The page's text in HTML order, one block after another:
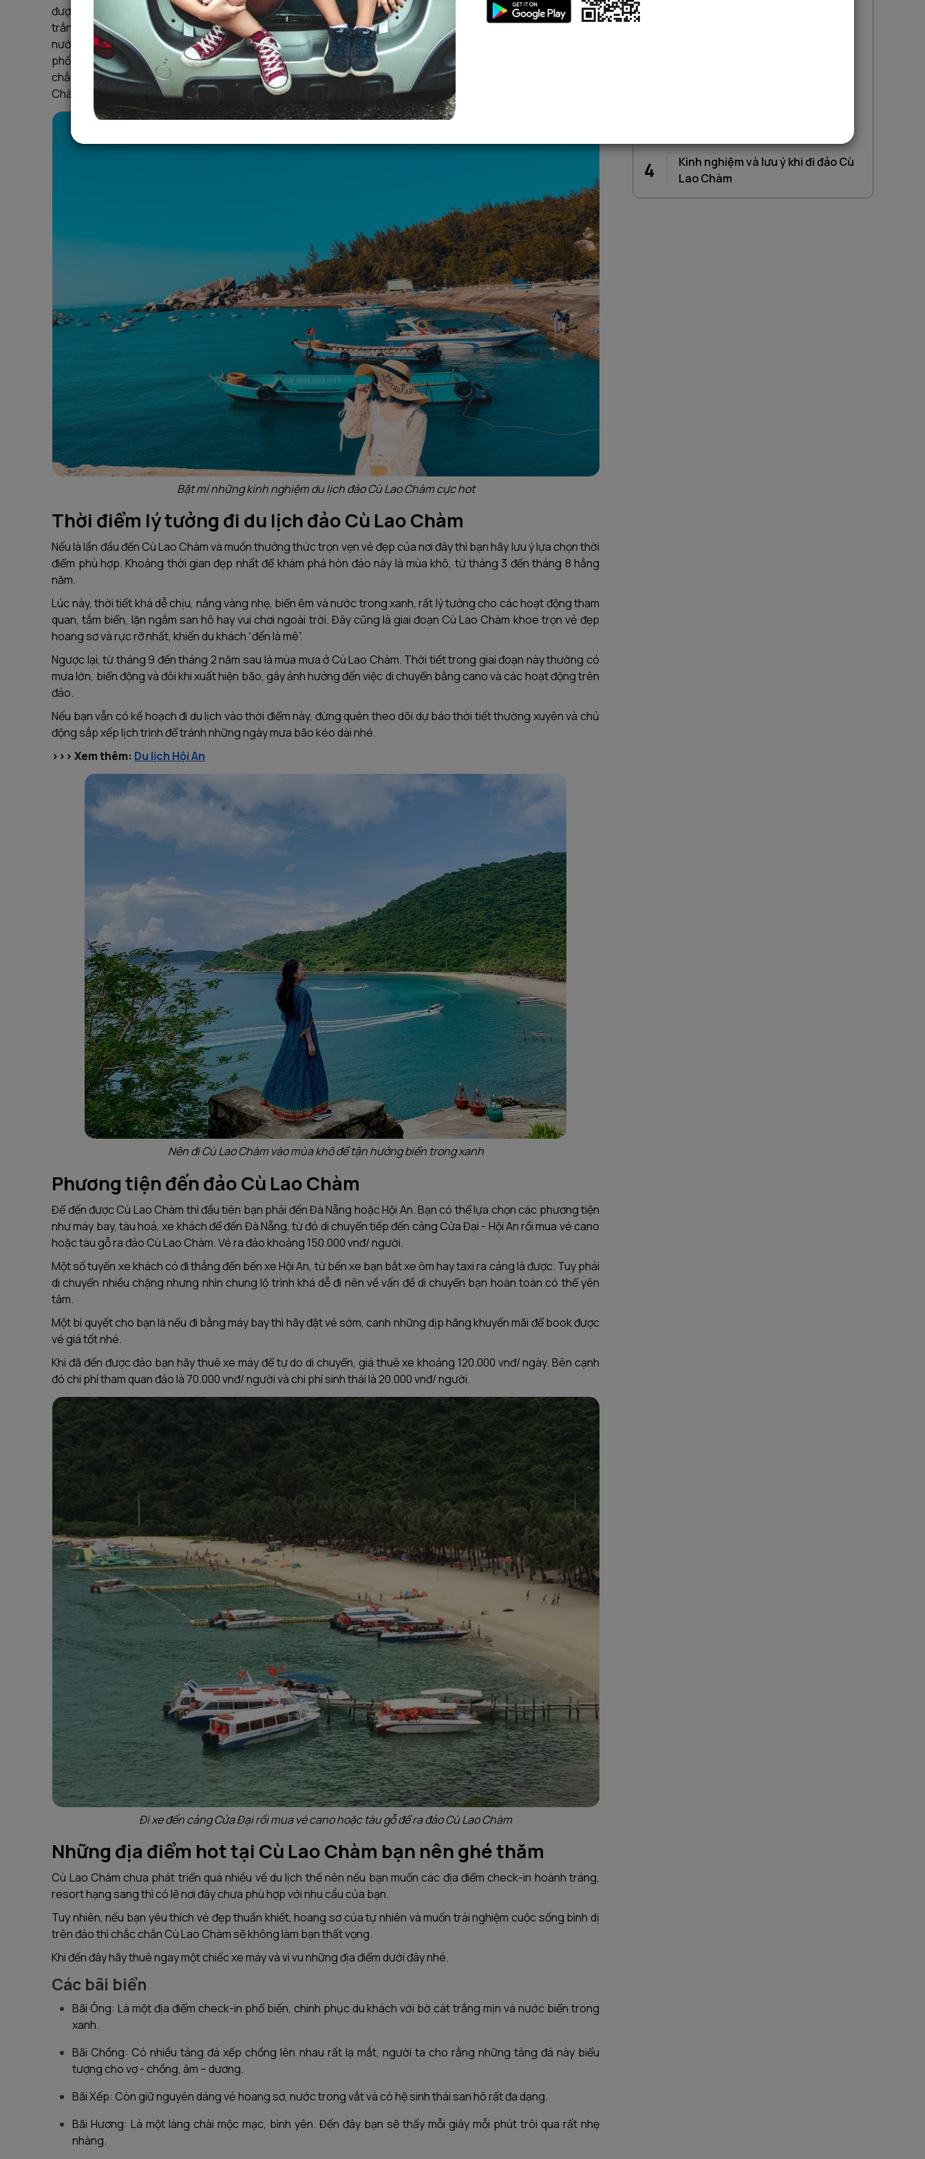
được yêu thích bậc nhất miền Trung. Nơi đây gây ấn tượng với làn nước biển xanh trong như ngọc, những bãi cát
trắng hoang sơ cùng hệ sinh thái biển đa dạng, gần như còn nguyên vẹn. Không chỉ hấp dẫn du khách trong
nước, Cù Lao Chàm còn là cái tên quen thuộc trên bản đồ du lịch quốc tế. Nếu bạn đang tìm một nơi để “trốn
phố”, hòa mình vào thiên nhiên và tận hưởng nhịp sống bình yên của làng chài ven biển, thì Cù Lao Chàm chắc
chắn là lựa chọn không thể bỏ qua. Ngay sau đây, Sigo sẽ chia sẻ tất tần tật kinh nghiệm du lịch đảo Cù Lao
Chàm, giúp bạn có một chuyến đi trọn vẹn và đáng nhớ nhất.
Bật mí những kinh nghiệm du lịch đảo Cù Lao Chàm cực hot
Thời điểm lý tưởng đi du lịch đảo Cù Lao Chàm
Nếu là lần đầu đến Cù Lao Chàm và muốn thưởng thức trọn vẹn vẻ đẹp của nơi đây thì bạn hãy lưu ý lựa chọn thời
điểm phù hợp. Khoảng thời gian đẹp nhất để khám phá hòn đảo này là mùa khô, từ tháng 3 đến tháng 8 hằng
năm.
Lúc này, thời tiết khá dễ chịu, nắng vàng nhẹ, biển êm và nước trong xanh, rất lý tưởng cho các hoạt động tham
quan, tắm biển, lặn ngắm san hô hay vui chơi ngoài trời. Đây cũng là giai đoạn Cù Lao Chàm khoe trọn vẻ đẹp
hoang sơ và rực rỡ nhất, khiến du khách “đến là mê”.
Ngược lại, từ tháng 9 đến tháng 2 năm sau là mùa mưa ở Cù Lao Chàm. Thời tiết trong giai đoạn này thường có
mưa lớn, biển động và đôi khi xuất hiện bão, gây ảnh hưởng đến việc di chuyển bằng cano và các hoạt động trên
đảo.
Nếu bạn vẫn có kế hoạch đi du lịch vào thời điểm này, đừng quên theo dõi dự báo thời tiết thường xuyên và chủ
động sắp xếp lịch trình để tránh những ngày mưa bão kéo dài nhé.
>>> Xem thêm: Du lịch Hội An
Nên đi Cù Lao Chàm vào mùa khô để tận hưởng biển trong xanh
Phương tiện đến đảo Cù Lao Chàm
Để đến được Cù Lao Chàm thì đầu tiên bạn phải đến Đà Nẵng hoặc Hội An. Bạn có thể lựa chọn các phương tiện
như máy bay, tàu hoả, xe khách để đến Đà Nẵng, từ đó di chuyển tiếp đến cảng Cửa Đại - Hội An rồi mua vé cano
hoặc tàu gỗ ra đảo Cù Lao Chàm. Vé ra đảo khoảng 150.000 vnđ/ người.
Một số tuyến xe khách có đi thẳng đến bến xe Hội An, từ bến xe bạn bắt xe ôm hay taxi ra cảng là được. Tuy phải
di chuyển nhiều chặng nhưng nhìn chung lộ trình khá dễ đi nên về vấn đề di chuyển bạn hoàn toàn có thể yên
tâm.
Một bí quyết cho bạn là nếu đi bằng máy bay thì hãy đặt vé sớm, canh những dịp hãng khuyến mãi để book được
vé giá tốt nhé.
Khi đã đến được đảo bạn hãy thuê xe máy để tự do di chuyển, giá thuê xe khoảng 120.000 vnđ/ ngày. Bên cạnh
đó chi phí tham quan đảo là 70.000 vnđ/ người và chi phí sinh thái là 20.000 vnđ/ người.
Đi xe đến cảng Cửa Đại rồi mua vé cano hoặc tàu gỗ để ra đảo Cù Lao Chàm
Những địa điểm hot tại Cù Lao Chàm bạn nên ghé thăm
Cù Lao Chàm chưa phát triển quá nhiều về du lịch thế nên nếu bạn muốn các địa điểm check-in hoành tráng,
resort hạng sang thì có lẽ nơi đây chưa phù hợp với nhu cầu của bạn.
Tuy nhiên, nếu bạn yêu thích vẻ đẹp thuần khiết, hoang sơ của tự nhiên và muốn trải nghiệm cuộc sống bình dị
trên đảo thì chắc chắn Cù Lao Chàm sẽ không làm bạn thất vọng.
Khi đến đây hãy thuê ngay một chiếc xe máy và vi vu những địa điểm dưới đây nhé.
Các bãi biển
Bãi Ông: Là một địa điểm check-in phổ biến, chinh phục du khách với bờ cát trắng mịn và nước biển trong
xanh.
Bãi Chồng: Có nhiều tảng đá xếp chồng lên nhau rất lạ mắt, người ta cho rằng những tảng đá này biểu
tượng cho vợ - chồng, âm – dương.
Bãi Xếp: Còn giữ nguyên dáng vẻ hoang sơ, nước trong vắt và có hệ sinh thái san hô rất đa dạng.
Bãi Hương: Là một làng chài mộc mạc, bình yên. Đến đây bạn sẽ thấy mỗi giây mỗi phút trôi qua rất nhẹ
nhàng.
4
Kinh nghiệm và lưu ý khi đi đảo Cù
Lao Chàm